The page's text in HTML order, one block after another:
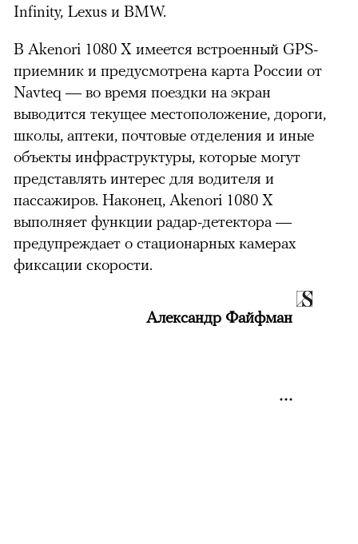
Infinity, Lexus и BMW.
В Akenori 1080 X имеется встроенный GPS-
приемник и предусмотрена карта России от
Navteq — во время поездки на экран
выводится текущее местоположение, дороги,
школы, аптеки, почтовые отделения и иные
объекты инфраструктуры, которые могут
представлять интерес для водителя и
пассажиров. Наконец, Akenori 1080 X
выполняет функции радар-детектора —
предупреждает о стационарных камерах
фиксации скорости.
Александр Файфман